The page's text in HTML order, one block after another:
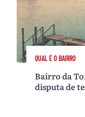
QUAL É O BAIRRO
Bairro da
disputa de